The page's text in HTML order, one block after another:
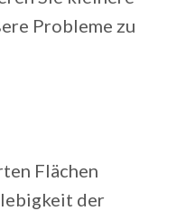
Probleme zu
Flächen
der